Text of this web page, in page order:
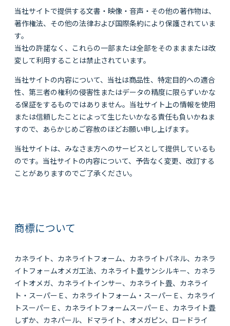
当社サイトで提供する文書・映像・音声・その他の著作物は、
著作権法、その他の法律および国際条約により保護されていま
す。
当社の許諾なく、これらの一部または全部をそのまままたは改
変して利用することは禁止されています。
当社サイトの内容について、当社は商品性、特定目的への適合
性、第三者の権利の侵害性またはデータの精度に限らずいかな
る保証をするものではありません。当社サイト上の情報を使用
または信頼したことによって生じたいかなる責任も負いかねま
すので、あらかじめご容赦のほどお願い申し上げます。
当社サイトは、みなさま方へのサービスとして提供しているも
のです。当社サイトの内容について、予告なく変更、改訂する
ことがありますのでご了承ください。
商標について
カネライト、カネライトフォーム、カネライトパネル、カネラ
イトフォ－ムオメガ工法、カネライト畳サンシルキー、カネラ
イトオメガ、カネライトインサー、カネライト畳、カネライ
ト・スーパーＥ、カネライトフォーム・スーパーＥ、カネライ
トスーパーＥ、カネライトフォームスーパーＥ、カネライト畳
しずか、カネパール、ドマライト、オメガピン、ロードライ